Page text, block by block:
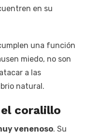
en su
una función
miedo, no son
a las
natural.
el coralillo
venenoso. Su